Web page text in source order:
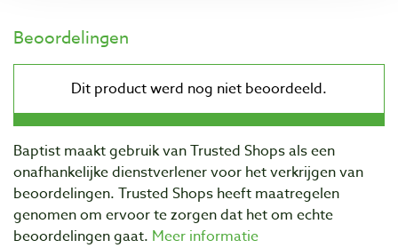
Beoordelingen
Baptist maakt gebruik van Trusted Shops als een
onafhankelijke dienstverlener voor het verkrijgen van
beoordelingen. Trusted Shops heeft maatregelen
genomen om ervoor te zorgen dat het om echte
beoordelingen gaat. Meer informatie